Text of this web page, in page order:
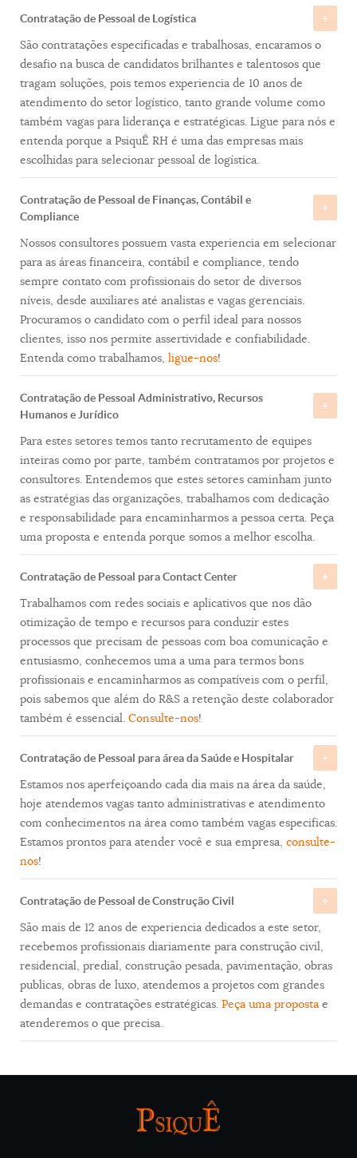
Contratação de Pessoal de Logística
São contratações especificadas e trabalhosas, encaramos o
desafio na busca de candidatos brilhantes e talentosos que
tragam soluções, pois temos experiencia de 10 anos de
atendimento do setor logístico, tanto grande volume como
também vagas para liderança e estratégicas. Ligue para nós e
entenda porque a PsiquÊ RH é uma das empresas mais
escolhidas para selecionar pessoal de logística.
Contratação de Pessoal de Finanças, Contábil e
Compliance
Nossos consultores possuem vasta experiencia em selecionar
para as áreas financeira, contábil e compliance, tendo
sempre contato com profissionais do setor de diversos
níveis, desde auxiliares até analistas e vagas gerenciais.
Procuramos o candidato com o perfil ideal para nossos
clientes, isso nos permite assertividade e confiabilidade.
Entenda como trabalhamos, ligue-nos!
Contratação de Pessoal Administrativo, Recursos
Humanos e Jurídico
Para estes setores temos tanto recrutamento de equipes
inteiras como por parte, também contratamos por projetos e
consultores. Entendemos que estes setores caminham junto
as estratégias das organizações, trabalhamos com dedicação
e responsabilidade para encaminharmos a pessoa certa. Peça
uma proposta e entenda porque somos a melhor escolha.
Contratação de Pessoal para Contact Center
Trabalhamos com redes sociais e aplicativos que nos dão
otimização de tempo e recursos para conduzir estes
processos que precisam de pessoas com boa comunicação e
entusiasmo, conhecemos uma a uma para termos bons
profissionais e encaminharmos as compatíveis com o perfil,
pois sabemos que além do R&S a retenção deste colaborador
também é essencial. Consulte-nos!
Contratação de Pessoal para área da Saúde e Hospitalar
Estamos nos aperfeiçoando cada dia mais na área da saúde,
hoje atendemos vagas tanto administrativas e atendimento
com conhecimentos na área como também vagas especificas.
Estamos prontos para atender você e sua empresa, consulte-
nos!
Contratação de Pessoal de Construção Civil
São mais de 12 anos de experiencia dedicados a este setor,
recebemos profissionais diariamente para construção civil,
residencial, predial, construção pesada, pavimentação, obras
publicas, obras de luxo, atendemos a projetos com grandes
demandas e contratações estratégicas. Peça uma proposta e
atenderemos o que precisa.